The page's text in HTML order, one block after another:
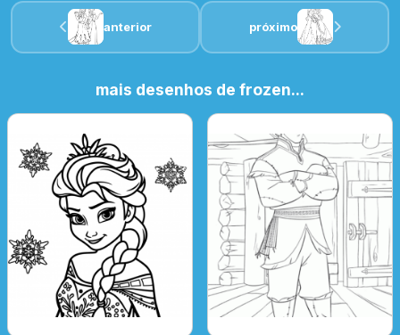
anterior próximo
mais desenhos de frozen...